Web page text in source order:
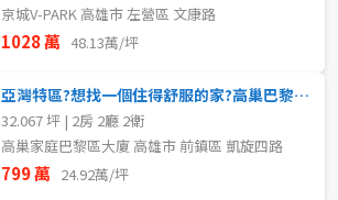
京城V-PARK 高雄市 左營區 文康路
1028 萬 48.13萬/坪
亞灣特區?想找一個住得舒服的家?高巢巴黎值得你一看..
32.067 坪 | 2房 2廳 2衛
高巢家庭巴黎區大廈 高雄市 前鎮區 凱旋四路
799 萬 24.92萬/坪